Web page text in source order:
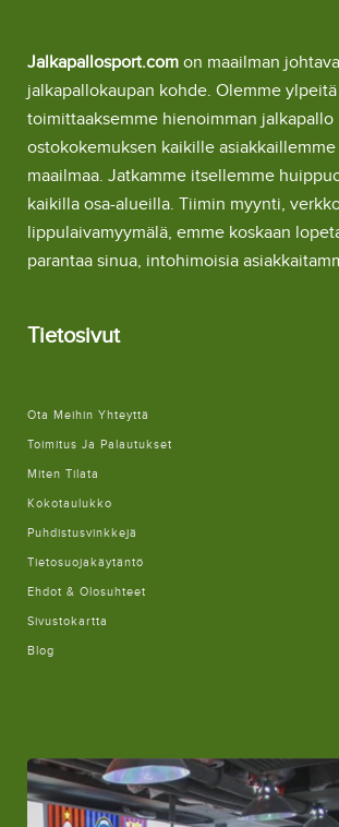
Jalkapallosport.com on maailman johtava
jalkapallokaupan kohde. Olemme ylpeitä
toimittaaksemme hienoimman jalkapallo
ostokokemuksen kaikille asiakkaillemme
maailmaa. Jatkamme itsellemme
kaikilla osa-alueilla. Tiimin myynti,
lippulaivamyymälä, emme koskaan
parantaa sinua, intohimoisia
Tietosivut
Ota Meihin Yhteyttä
Toimitus Ja Palautukset
Miten Tilata
Kokotaulukko
Puhdistusvinkkejä
Tietosuojakäytäntö
Ehdot & Olosuhteet
Sivustokartta
Blog